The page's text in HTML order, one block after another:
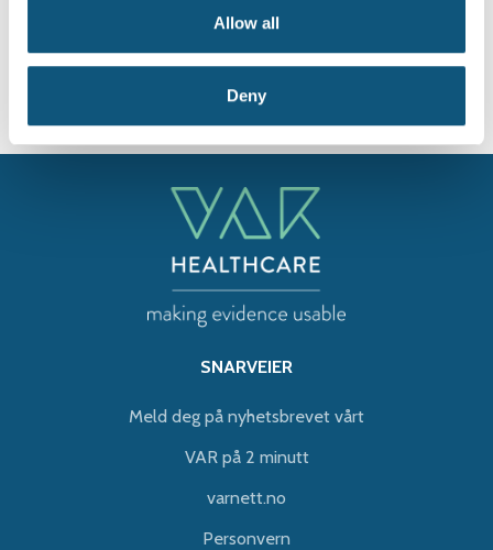
Allow all
Deny
Send inn
SNARVEIER
Meld deg på nyhetsbrevet vårt
VAR på 2 minutt
varnett.no
Personvern